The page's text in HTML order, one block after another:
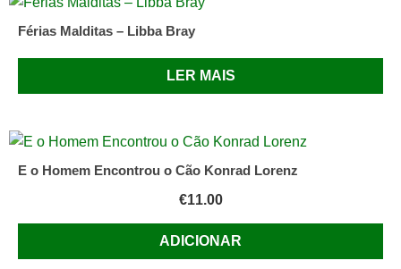
Férias Malditas – Libba Bray
LER MAIS
E o Homem Encontrou o Cão Konrad Lorenz
€11.00
ADICIONAR